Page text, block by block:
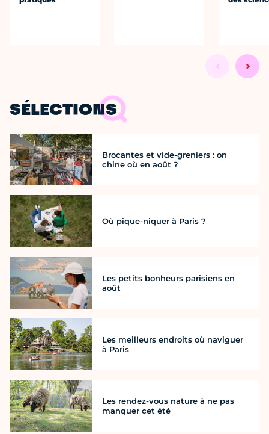
SÉLECTIONS
Brocantes et vide-greniers : on
chine où en août ?
Où pique-niquer à Paris ?
Les petits bonheurs parisiens en
août
Les meilleurs endroits où naviguer
à Paris
Les rendez-vous nature à ne pas
manquer cet été